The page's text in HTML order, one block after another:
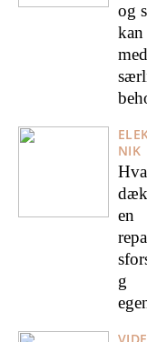
og
kan
med
NIK
en
g